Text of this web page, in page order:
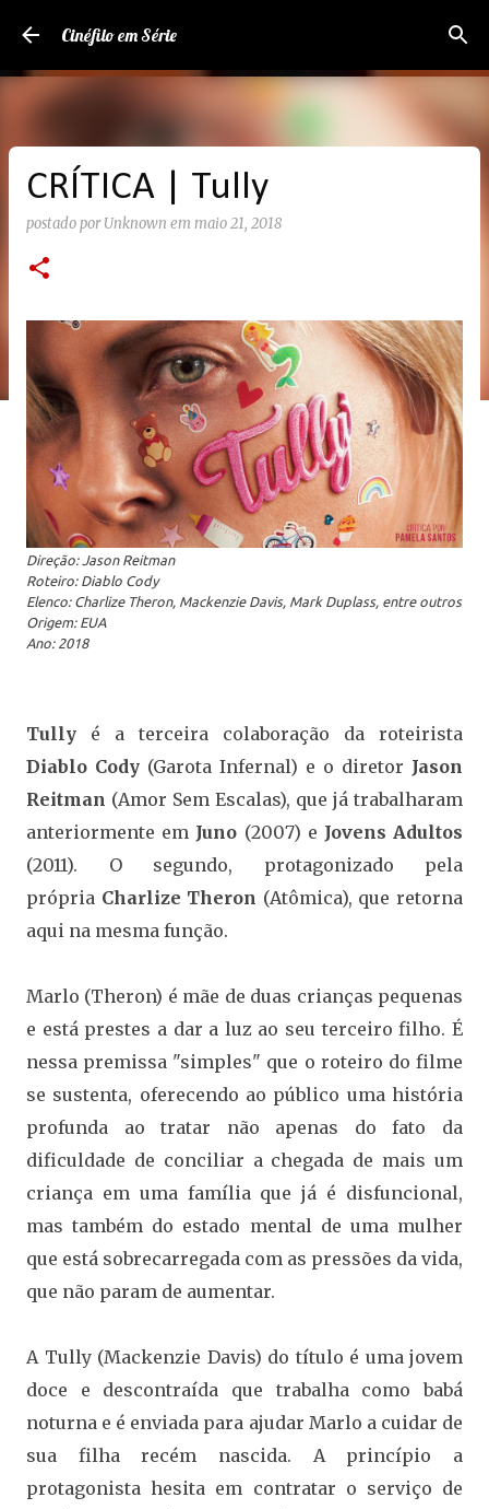
Pular para o conteúdo principal
Cinéfilo em Série
CRÍTICA | Tully
postado porUnknown em maio 21, 2018
Direção: Jason Reitman
Roteiro: Diablo Cody
Elenco: Charlize Theron, Mackenzie Davis, Mark Duplass, entre outros
Origem: EUA
Ano: 2018
Tully é a terceira colaboração da roteirista
Diablo Cody (Garota Infernal) e o diretor Jason
Reitman (Amor Sem Escalas), que já trabalharam
anteriormente em Juno (2007) e Jovens Adultos
(2011). O segundo, protagonizado pela
própria Charlize Theron (Atômica), que retorna
aqui na mesma função.
Marlo (Theron) é mãe de duas crianças pequenas
e está prestes a dar a luz ao seu terceiro filho. É
nessa premissa "simples" que o roteiro do filme
se sustenta, oferecendo ao público uma história
profunda ao tratar não apenas do fato da
dificuldade de conciliar a chegada de mais um
criança em uma família que já é disfuncional,
mas também do estado mental de uma mulher
que está sobrecarregada com as pressões da vida,
que não param de aumentar.
A Tully (Mackenzie Davis) do título é uma jovem
doce e descontraída que trabalha como babá
noturna e é enviada para ajudar Marlo a cuidar de
sua filha recém nascida. A princípio a
protagonista hesita em contratar o serviço de